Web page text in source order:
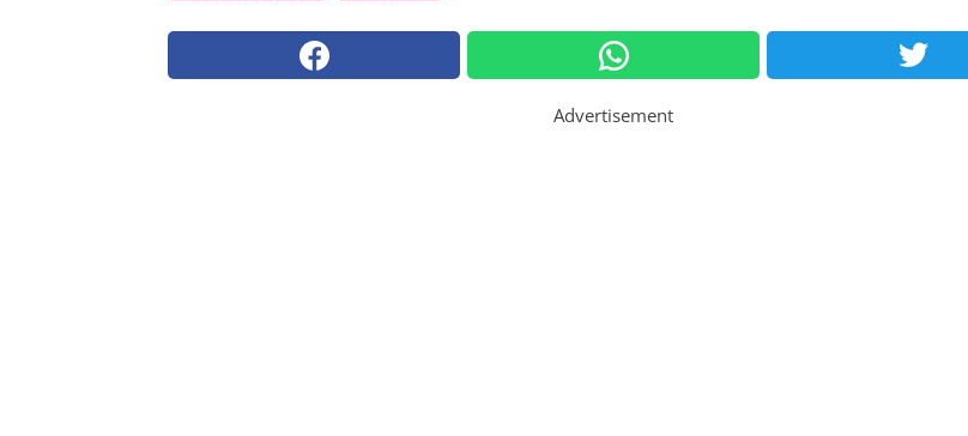
Advertisement